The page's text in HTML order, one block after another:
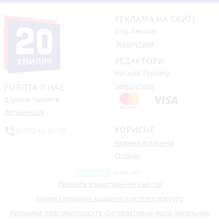
РОБОТА У НАС
Шукаєм таланти
Детальніше
РЕКЛАМА НА САЙТІ
Ігор Леськів
Звернутися
РЕДАКТОРИ
Наталія Бурлаку
Звернутися
КОРИСНЕ
Новини компаній
Огляди
Правила користування сайтом
Умови і правила надання платного доступу
Рекламна політика проєкту «Інтерактивна мапа локальних